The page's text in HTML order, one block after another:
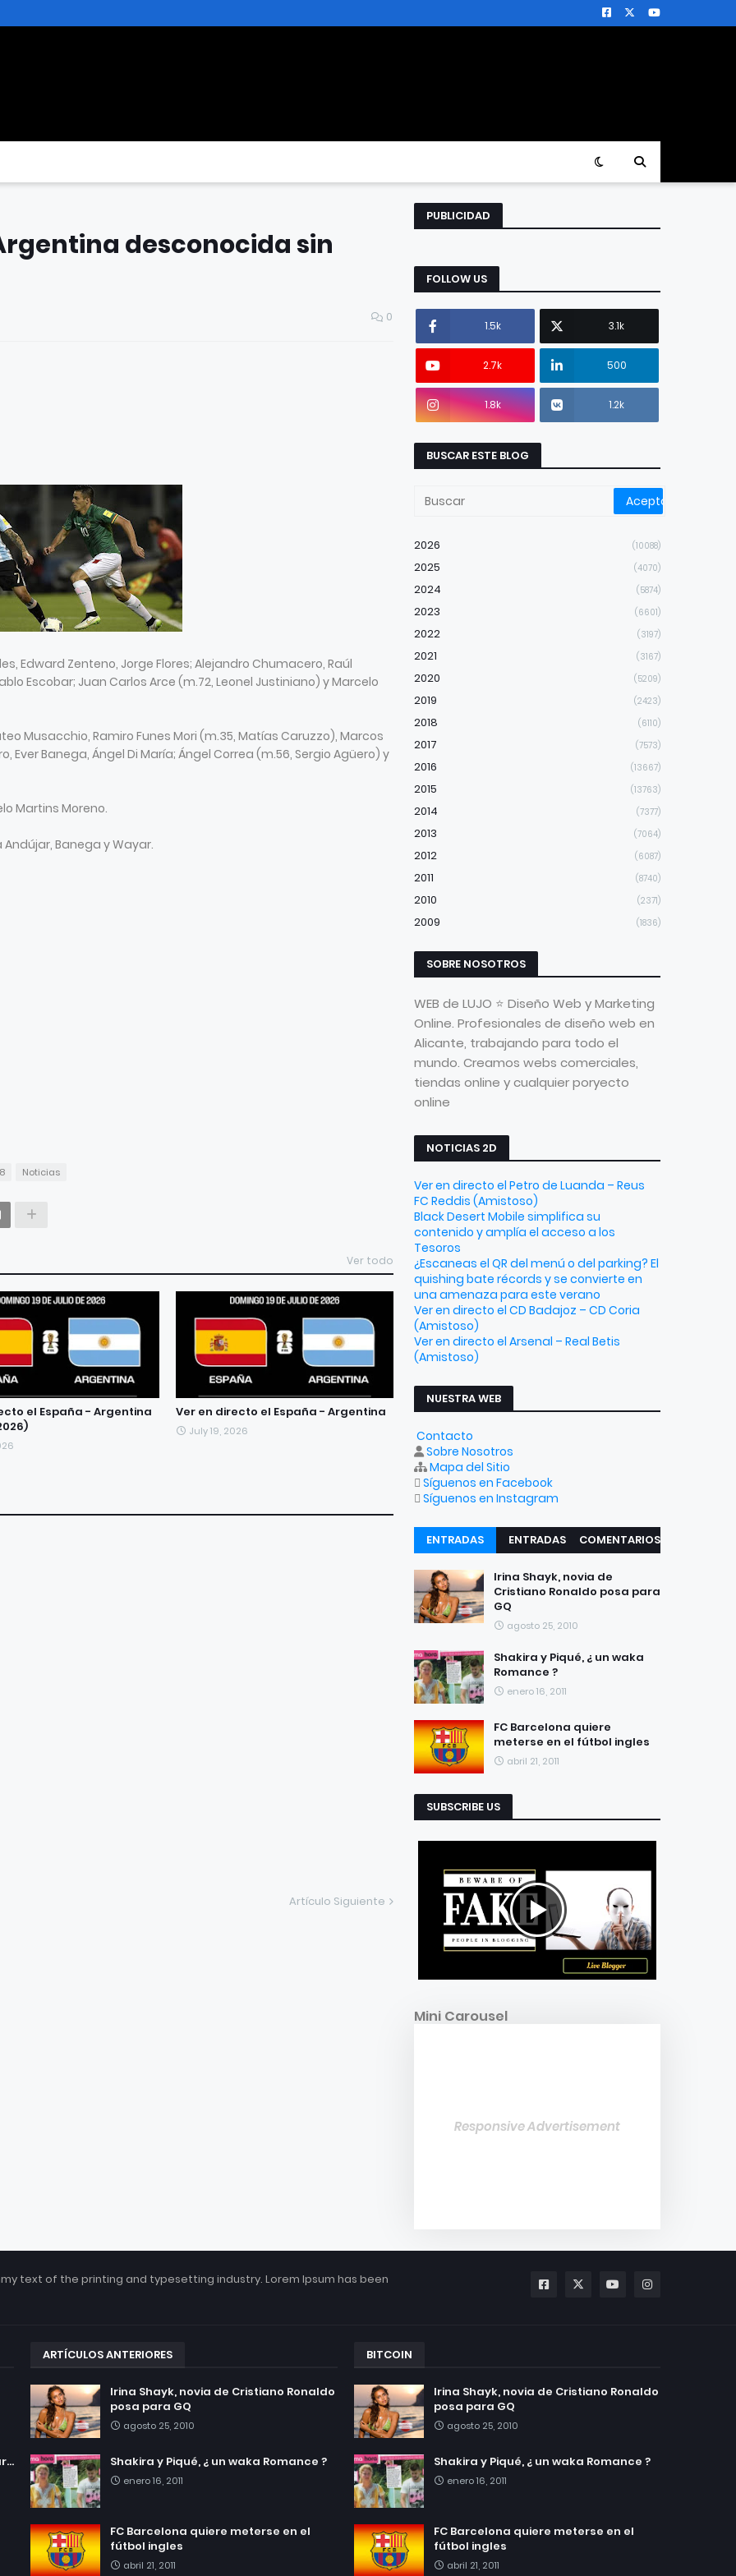
desconocida sin
0
Edward Zenteno, Jorge Flores; Alejandro Chumacero, Raúl
Escobar; Juan Carlos Arce (m.72, Leonel Justiniano) y Marcelo
Musacchio, Ramiro Funes Mori (m.35, Matías Caruzzo), Marcos
Ever Banega, Ángel Di María; Ángel Correa (m.56, Sergio Agüero) y
Martins Moreno.
Banega y Wayar.
Noticias
Ver todo
el España - Argentina
Ver en directo el España - Argentina
July 19, 2026
Artículo Siguiente
PUBLICIDAD
FOLLOW US
1.5k 3.1k
2.7k 500
1.8k 1.2k
BUSCAR ESTE BLOG
2026 (10088)
2025 (4070)
2024 (5874)
2023 (6601)
2022 (3197)
2021 (3167)
2020 (5209)
2019 (2423)
2018 (6110)
2017 (7573)
2016 (13667)
2015 (13763)
2014 (7377)
2013 (7064)
2012 (6087)
2011 (8740)
2010 (2371)
2009 (1836)
SOBRE NOSOTROS
WEB de LUJO ⭐ Diseño Web y Marketing
Online. Profesionales de diseño web en
Alicante, trabajando para todo el
mundo. Creamos webs comerciales,
tiendas online y cualquier poryecto
online
NOTICIAS 2D
Ver en directo el Petro de Luanda – Reus
FC Reddis (Amistoso)
Black Desert Mobile simplifica su
contenido y amplía el acceso a los
Tesoros
¿Escaneas el QR del menú o del parking? El
quishing bate récords y se convierte en
una amenaza para este verano
Ver en directo el CD Badajoz – CD Coria
(Amistoso)
Ver en directo el Arsenal – Real Betis
(Amistoso)
NUESTRA WEB
Contacto
Sobre Nosotros
Mapa del Sitio
Síguenos en Facebook
Síguenos en Instagram
ENTRADAS
RECIENTES
ENTRADAS
COMENTARIOS
Irina Shayk, novia de
Cristiano Ronaldo posa para
GQ
agosto 25, 2010
Shakira y Piqué, ¿ un waka
Romance ?
enero 16, 2011
FC Barcelona quiere
meterse en el fútbol ingles
abril 21, 2011
SUBSCRIBE US
Mini Carousel
Responsive Advertisement
text of the printing and typesetting industry. Lorem Ipsum has been
ARTÍCULOS ANTERIORES
Irina Shayk, novia de Cristiano Ronaldo
posa para GQ
agosto 25, 2010
Shakira y Piqué, ¿ un waka Romance ?
enero 16, 2011
FC Barcelona quiere meterse en el
fútbol ingles
abril 21, 2011
BITCOIN
Irina Shayk, novia de Cristiano Ronaldo
posa para GQ
agosto 25, 2010
Shakira y Piqué, ¿ un waka Romance ?
enero 16, 2011
FC Barcelona quiere meterse en el
fútbol ingles
abril 21, 2011